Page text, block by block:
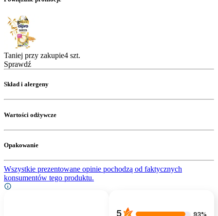
Taniej przy zakupie4 szt.
Sprawdź
Skład i alergeny
Wartości odżywcze
Opakowanie
Wszystkie prezentowane opinie pochodzą od faktycznych
konsumentów tego produktu.
5 93%